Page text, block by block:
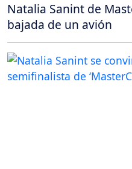
Natalia Sanint de
bajada de un avión